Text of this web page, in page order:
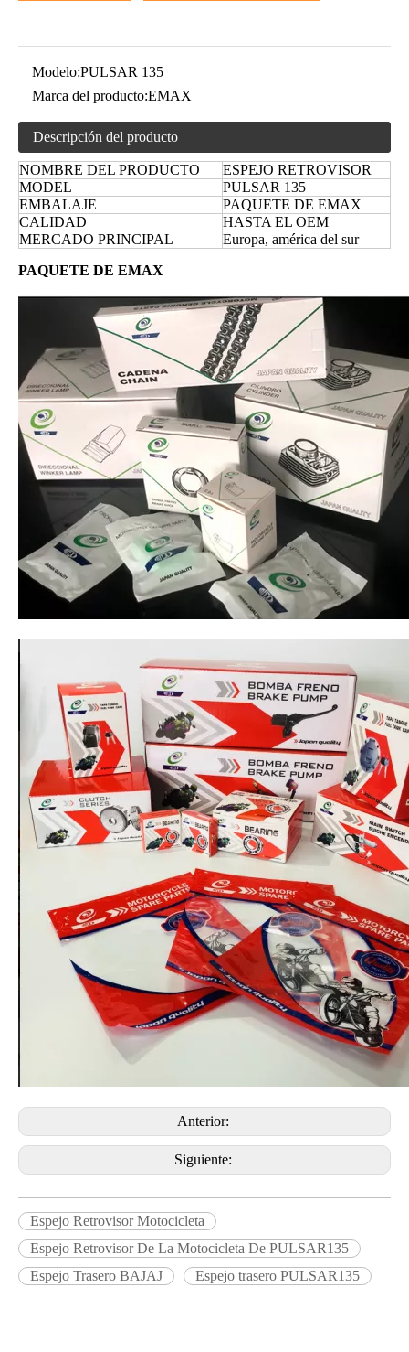
Modelo:PULSAR 135
Marca del producto:EMAX
Descripción del producto
NOMBRE DEL PRODUCTO
ESPEJO RETROVISOR
MODEL
PULSAR 135
EMBALAJE
PAQUETE DE EMAX
CALIDAD
HASTA EL OEM
MERCADO PRINCIPAL
Europa, américa del sur
PAQUETE DE EMAX
Anterior:
Siguiente:
Espejo Retrovisor Motocicleta
Espejo Retrovisor De La Motocicleta De PULSAR135
Espejo Trasero BAJAJ
Espejo trasero PULSAR135